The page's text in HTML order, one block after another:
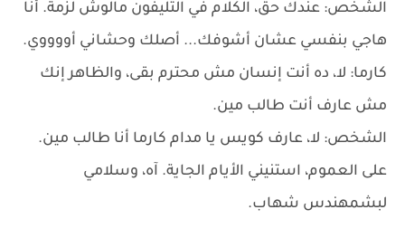
الشخص: عندك حق، الكلام في التليفون مالوش لزمة. أنا
هاجي بنفسي عشان أشوفك... أصلك وحشاني أووووي.
كارما: لا، ده أنت إنسان مش محترم بقى، والظاهر إنك
مش عارف أنت طالب مين.
الشخص: لا، عارف كويس يا مدام كارما أنا طالب مين.
على العموم، استنيني الأيام الجاية. آه، وسلامي
لبشمهندس شهاب.